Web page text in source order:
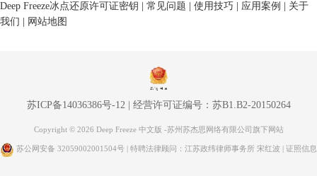
1、支持NVMe SSD -冰点Mac版现在支持MacBook和MacBook Air系统的
新的NVMe SSD驱动器通过作为PCIe接口连接。
还没有更新的小伙伴赶紧更新吧，现在登录
下载冰点还原Mac版6.0.
Deep Freeze冰点还原许可证密钥 常见问题 使用技巧 应用案例
关于
我们
网站地图
苏ICP备14036386号-12| 经营许可证编号：苏B1.B2-20150264
Copyright © 2026 Deep Freeze 中文版 -苏州苏杰思网络有限公司旗下网站
苏公网安备 32059002001504号 | 特聘法律顾问：江苏政纬律师事务所 宋红波 | 证照信息